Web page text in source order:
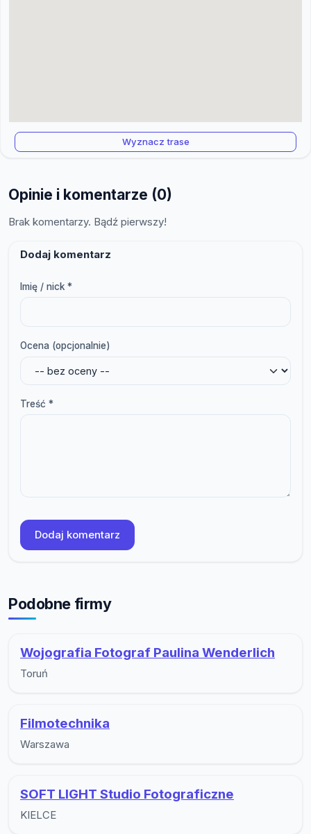
Wyznacz trase
Opinie i komentarze (0)
Brak komentarzy. Bądź pierwszy!
Dodaj komentarz
Imię / nick *
Ocena (opcjonalnie)
Treść *
Dodaj komentarz
Podobne firmy
Wojografia Fotograf Paulina Wenderlich
Toruń
Filmotechnika
Warszawa
SOFT LIGHT Studio Fotograficzne
KIELCE